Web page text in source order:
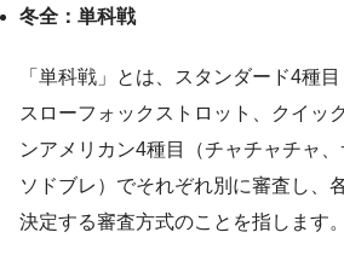
冬全：単科戦
「単科戦」とは、スタンダード4種
スローフォックストロット、クイッ
ンアメリカン4種目（チャチャチャ
ソドブレ）でそれぞれ別に審査し、
決定する審査方式のことを指します。